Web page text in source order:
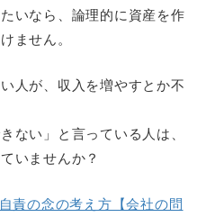
いなら、論理的に資産を作
ません。
人が、収入を増やすとか不
ない」と言っている人は、
いませんか？
責の念の考え方【会社の問